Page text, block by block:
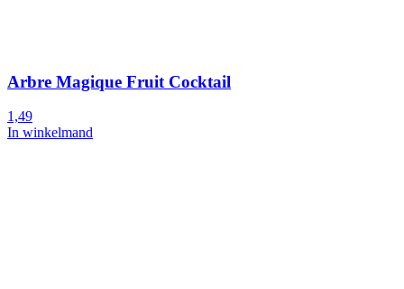
Arbre Magique Fruit Cocktail
1,49
In winkelmand